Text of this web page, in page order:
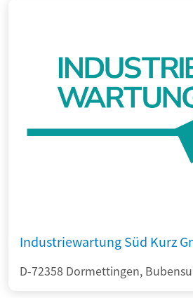
Industriewartung Süd Kurz
D-72358 Dormettingen,